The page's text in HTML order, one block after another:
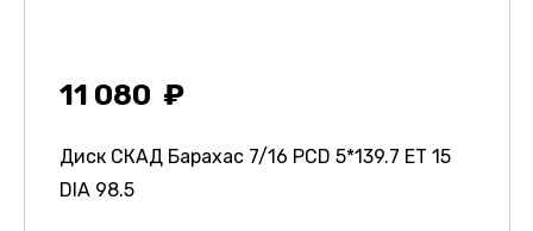
11 080
Диск СКАД Барахас 7/16 PCD 5*139.7 ET 15
DIA 98.5